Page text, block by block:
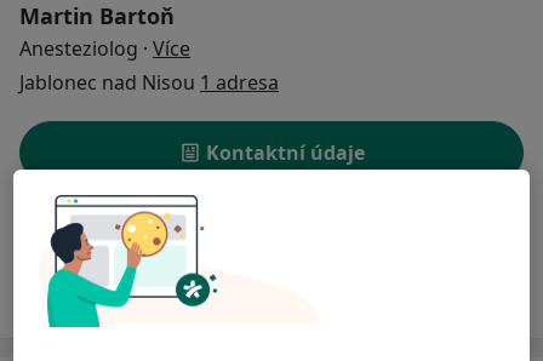
Martin Bartoň
Anesteziolog · Více
Jablonec nad Nisou 1 adresa
Kontaktní údaje
Rezervovat termín
Ceník Adresy